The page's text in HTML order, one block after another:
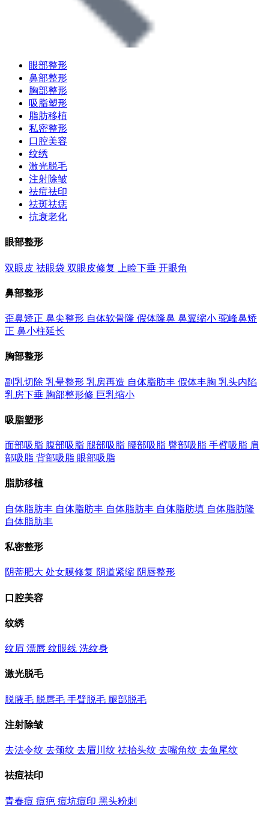
眼部整形
鼻部整形
胸部整形
吸脂塑形
脂肪移植
私密整形
口腔美容
纹绣
激光脱毛
注射除皱
祛痘祛印
祛斑祛痣
抗衰老化
眼部整形
双眼皮 祛眼袋 双眼皮修复 上睑下垂 开眼角
鼻部整形
歪鼻矫正 鼻尖整形 自体软骨隆 假体隆鼻 鼻翼缩小 驼峰鼻矫
正 鼻小柱延长
胸部整形
副乳切除 乳晕整形 乳房再造 自体脂肪丰 假体丰胸 乳头内陷
乳房下垂 胸部整形修 巨乳缩小
吸脂塑形
面部吸脂 腹部吸脂 腿部吸脂 腰部吸脂 臀部吸脂 手臂吸脂 肩
部吸脂 背部吸脂 眼部吸脂
脂肪移植
自体脂肪丰 自体脂肪丰 自体脂肪丰 自体脂肪填 自体脂肪隆
自体脂肪丰
私密整形
阴蒂肥大 处女膜修复 阴道紧缩 阴唇整形
口腔美容
纹绣
纹眉 漂唇 纹眼线 洗纹身
激光脱毛
脱腋毛 脱唇毛 手臂脱毛 腿部脱毛
注射除皱
去法令纹 去颈纹 去眉川纹 祛抬头纹 去嘴角纹 去鱼尾纹
祛痘祛印
青春痘 痘疤 痘坑痘印 黑头粉刺